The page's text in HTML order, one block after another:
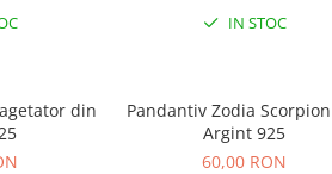
IN STOC
din
Pandantiv Zodia
Argint 925
60,00 RON